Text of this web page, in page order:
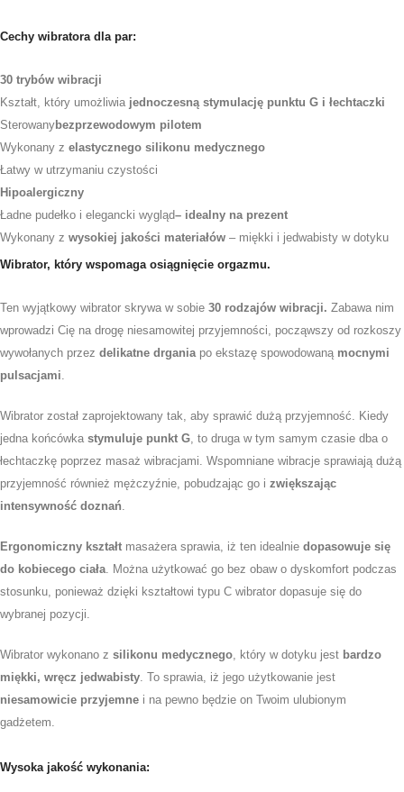
Cechy wibratora dla par:
30 trybów wibracji
Kształt, który umożliwia jednoczesną stymulację punktu G i łechtaczki
Sterowanybezprzewodowym pilotem
Wykonany z elastycznego silikonu medycznego
Łatwy w utrzymaniu czystości
Hipoalergiczny
Ładne pudełko i elegancki wygląd– idealny na prezent
Wykonany z wysokiej jakości materiałów – miękki i jedwabisty w dotyku
Wibrator, który wspomaga osiągnięcie orgazmu.
Ten wyjątkowy wibrator skrywa w sobie 30 rodzajów wibracji. Zabawa nim
wprowadzi Cię na drogę niesamowitej przyjemności, począwszy od rozkoszy
wywołanych przez delikatne drganiapo ekstazę spowodowaną mocnymi
pulsacjami.
Wibrator został zaprojektowany tak, aby sprawić dużą przyjemność. Kiedy
jedna końcówka stymuluje punkt G, to druga w tym samym czasie dba o
łechtaczkę poprzez masaż wibracjami. Wspomniane wibracje sprawiają dużą
przyjemność również mężczyźnie, pobudzając go i zwiększając
intensywność doznań.
Ergonomiczny kształt masażera sprawia, iż ten idealnie dopasowuje się
do kobiecego ciała. Można użytkować go bez obaw o dyskomfort podczas
stosunku, ponieważ dzięki kształtowi typu C wibrator dopasuje się do
wybranej pozycji.
Wibrator wykonano z silikonu medycznego, który w dotyku jest bardzo
miękki, wręcz jedwabisty. To sprawia, iż jego użytkowanie jest
niesamowicie przyjemne i na pewno będzie on Twoim ulubionym
gadżetem.
Wysoka jakość wykonania: